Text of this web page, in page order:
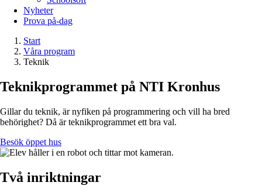
Nyheter
Prova på-dag
Start
Våra program
Teknik
Teknikprogrammet på NTI Kronhus
Gillar du teknik, är nyfiken på programmering och vill ha bred
behörighet? Då är teknikprogrammet ett bra val.
Besök öppet hus
Två inriktningar